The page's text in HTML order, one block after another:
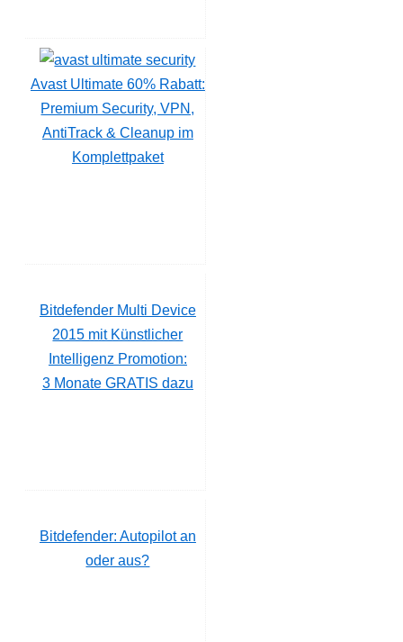
Avast Ultimate 60% Rabatt:
Premium Security, VPN,
AntiTrack & Cleanup im
Komplettpaket
Bitdefender Multi Device
2015 mit Künstlicher
Intelligenz Promotion:
3 Monate GRATIS dazu
Bitdefender: Autopilot an
oder aus?